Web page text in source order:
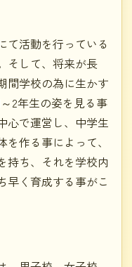
て活動を行っている
そして、将来が長
間学校の為に生かす
2年生の姿を見る事
心で運営し、中学生
作る事によって、
持ち、それを学校内
早く育成する事がこ